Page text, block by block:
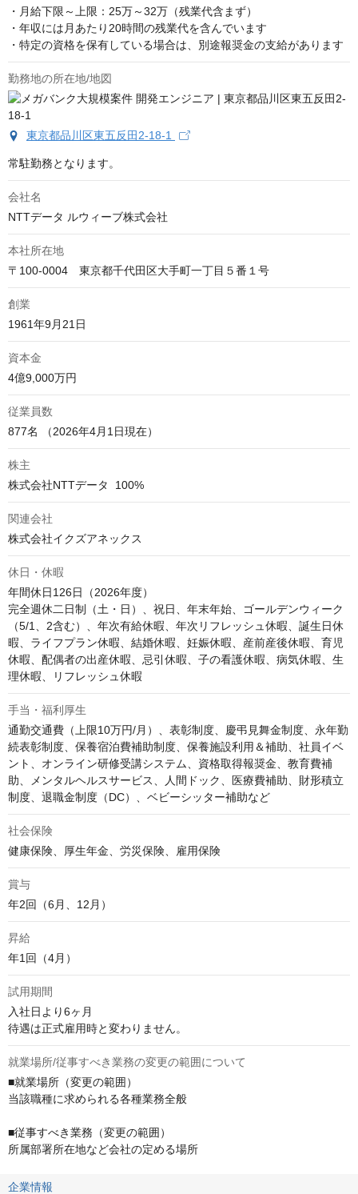
・月給下限～上限：25万～32万（残業代含まず）
・年収には月あたり20時間の残業代を含んでいます
・特定の資格を保有している場合は、別途報奨金の支給があります
勤務地の所在地/地図
東京都品川区東五反田2-18-1
常駐勤務となります。
会社名
NTTデータ ルウィーブ株式会社
本社所在地
〒100-0004　東京都千代田区大手町一丁目５番１号
創業
1961年9月21日
資本金
4億9,000万円
従業員数
877名 （2026年4月1日現在）
株主
株式会社NTTデータ  100%
関連会社
株式会社イクズアネックス
休日・休暇
年間休日126日（2026年度）
完全週休二日制（土・日）、祝日、年末年始、ゴールデンウィーク
（5/1、2含む）、年次有給休暇、年次リフレッシュ休暇、誕生日休
暇、ライフプラン休暇、結婚休暇、妊娠休暇、産前産後休暇、育児
休暇、配偶者の出産休暇、忌引休暇、子の看護休暇、病気休暇、生
理休暇、リフレッシュ休暇
手当・福利厚生
通勤交通費（上限10万円/月）、表彰制度、慶弔見舞金制度、永年勤
続表彰制度、保養宿泊費補助制度、保養施設利用＆補助、社員イベ
ント、オンライン研修受講システム、資格取得報奨金、教育費補
助、メンタルヘルスサービス、人間ドック、医療費補助、財形積立
制度、退職金制度（DC）、ベビーシッター補助など
社会保険
健康保険、厚生年金、労災保険、雇用保険
賞与
年2回（6月、12月）
昇給
年1回（4月）
試用期間
入社日より6ヶ月
待遇は正式雇用時と変わりません。
就業場所/従事すべき業務の変更の範囲について
■就業場所（変更の範囲）
当該職種に求められる各種業務全般
■従事すべき業務（変更の範囲）
所属部署所在地など会社の定める場所
企業情報